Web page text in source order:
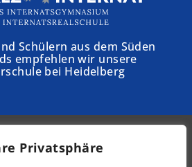
Privatsphäre
Schülern aus dem Süden
empfehlen wir unsere
bei Heidelberg
- Schloss Torgelow